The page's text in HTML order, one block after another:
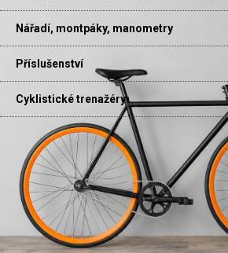
Nářadí, montpáky, manometry
Příslušenství
Cyklistické trenažéry